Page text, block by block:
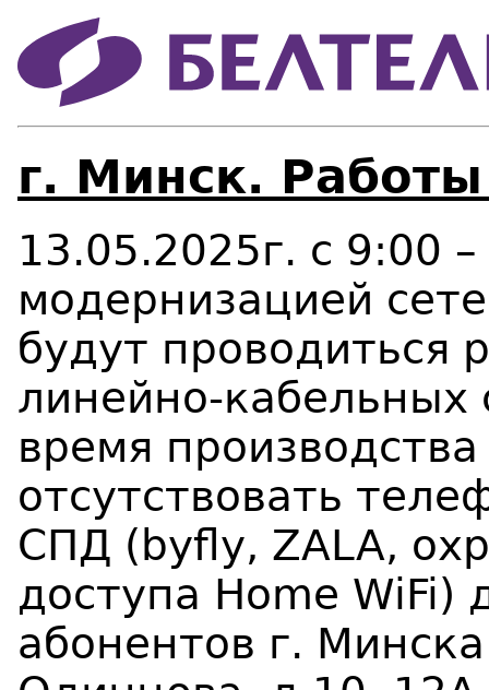
г. Минск.
13.05.2025г. с 9:00
модернизацией
будут проводиться
линейно-кабельных
время
отсутствовать
СПД (byfly, ZALA,
доступа Home WiFi)
абонентов г.